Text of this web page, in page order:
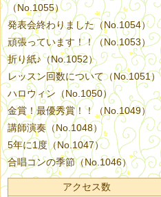
（No.1055）
発表会終わりました（No.1054）
頑張っています！！（No.1053）
折り紙♪（No.1052）
レッスン回数について（No.1051）
ハロウィン（No.1050）
金賞！最優秀賞！！（No.1049）
講師演奏（No.1048）
5年に1度（No.1047）
合唱コンの季節（No.1046）
アクセス数